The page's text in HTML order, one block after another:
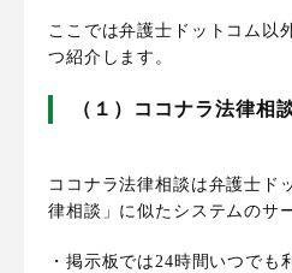
ここでは弁護士ドットコム以
つ紹介します。
（１）ココナラ法律相
ココナラ法律相談は弁護士ド
律相談」に似たシステムのサ
・掲示板では24時間いつでも